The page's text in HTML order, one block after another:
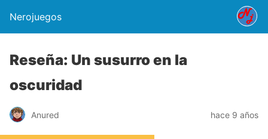
Nerojuegos
Reseña: Un susurro en la
oscuridad
Anured hace 9 años